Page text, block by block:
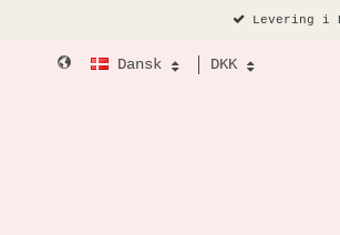
Levering i
Dansk DKK